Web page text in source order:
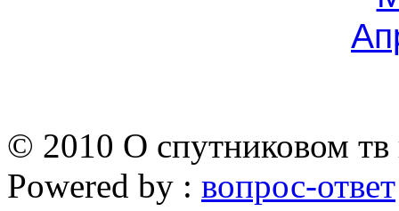
© 2010 О спутниковом тв
Powered by : вопрос-ответ